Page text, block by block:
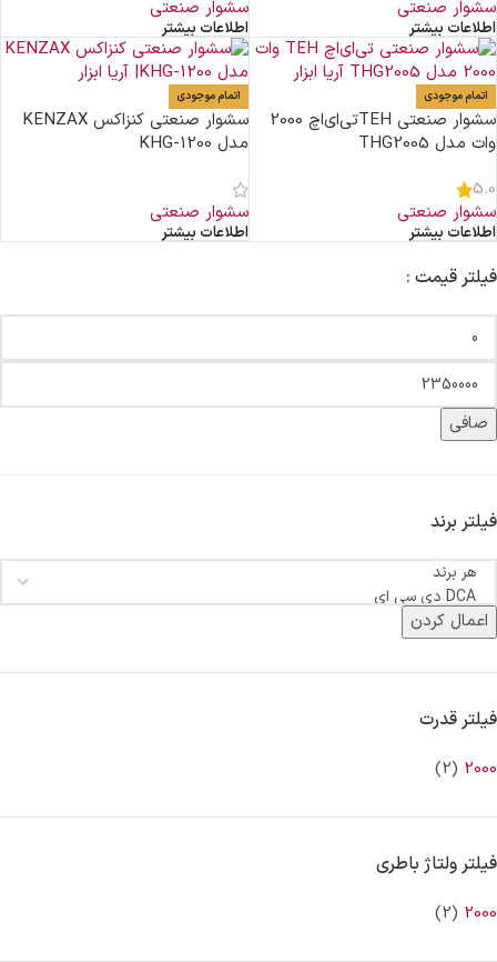
فیلتر قیمت :
صافی
فیلتر برند
اعمال کردن
فیلتر قدرت
2000
(2)
فیلتر ولتاژ باطری
2000
(2)
سشوار صنعتی
اطلاعات بیشتر
سشوار صنعتی
اطلاعات بیشتر
اتمام موجودی
سشوار صنعتی TEHتی‌ای‌اچ 2000
وات مدل THG2005
5.0
سشوار صنعتی
اطلاعات بیشتر
اتمام موجودی
سشوار صنعتی کنزاکس KENZAX
مدل KHG-1200
سشوار صنعتی
اطلاعات بیشتر